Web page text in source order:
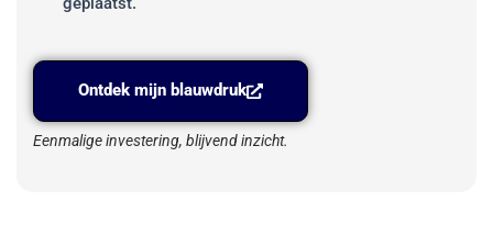
Ontdek mijn blauwdruk
Eenmalige investering, blijvend inzicht.